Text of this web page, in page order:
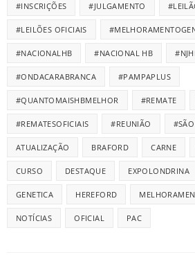
#INSCRIÇÕES #JULGAMENTO
#LEILÕES OFICIAIS
#NACIONALHB #NACIONAL HB
#ONDACARABRANCA #PAMPAPLUS
#QUANTOMAISHBMELHOR #REMATE
#REMATESOFICIAIS #REUNIÃO
ATUALIZAÇÃO BRAFORD CARNE
CURSO DESTAQUE EXPOLONDRINA
GENETICA HEREFORD
NOTÍCIAS OFICIAL PAC